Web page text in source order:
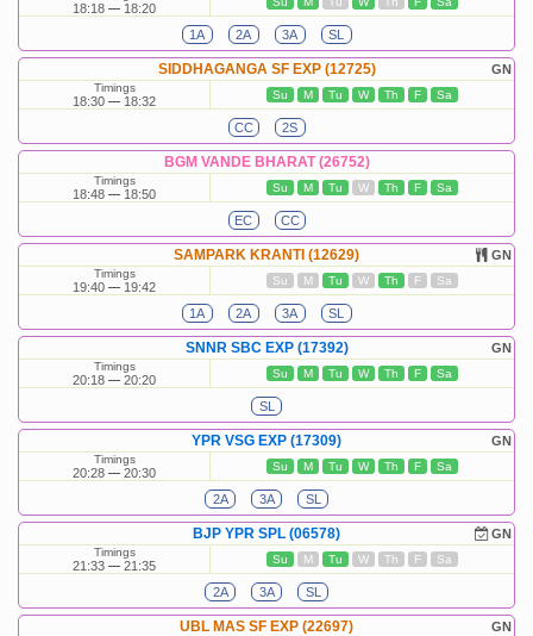
18:18 18:20
1A 2A 3A SL
GN
SIDDHAGANGA SF EXP (12725)
Timings
18:30 18:32 Su M Tu W Th F Sa
CC 2S
BGM VANDE BHARAT (26752)
Timings
18:48 18:50 Su M Tu W Th F Sa
EC CC
GN
SAMPARK KRANTI (12629)
Timings
19:40 19:42 Su M Tu W Th F Sa
1A 2A 3A SL
GN
SNNR SBC EXP (17392)
Timings
20:18 20:20 Su M Tu W Th F Sa
SL
GN
YPR VSG EXP (17309)
Timings
20:28 20:30 Su M Tu W Th F Sa
2A 3A SL
GN
BJP YPR SPL (06578)
Timings
21:33 21:35 Su M Tu W Th F Sa
2A 3A SL
GN
UBL MAS SF EXP (22697)